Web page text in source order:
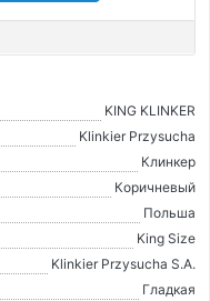
KING KLINKER
Klinkier Przysucha
Клинкер
Коричневый
Польша
King Size
Klinkier Przysucha S.A.
Гладкая